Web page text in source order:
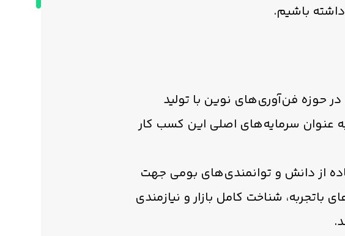
باشيم.
حوزه فن‌آوری‌های نوین با تولید
عنوان سرمایه‌های اصلی این کسب کار
از دانش و توانمندی‌های بومی جهت
باتجربه، شناخت کامل بازار و نیازمندی